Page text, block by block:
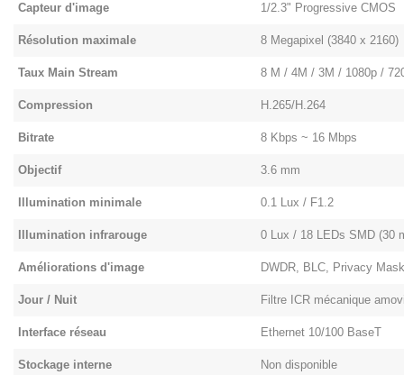
Capteur d'image 1/2.3" Progressive CMOS
Résolution maximale 8 Megapixel (3840 x 2160)
Taux Main Stream 8 M / 4M / 3M / 1080p /
Compression H.265/H.264
Bitrate 8 Kbps ~ 16 Mbps
Objectif 3.6 mm
Illumination minimale 0.1 Lux / F1.2
Illumination infrarouge 0 Lux / 18 LEDs SMD (30
Améliorations d'image DWDR, BLC, Privacy
Jour / Nuit Filtre ICR mécanique
Interface réseau Ethernet 10/100 BaseT
Stockage interne Non disponible